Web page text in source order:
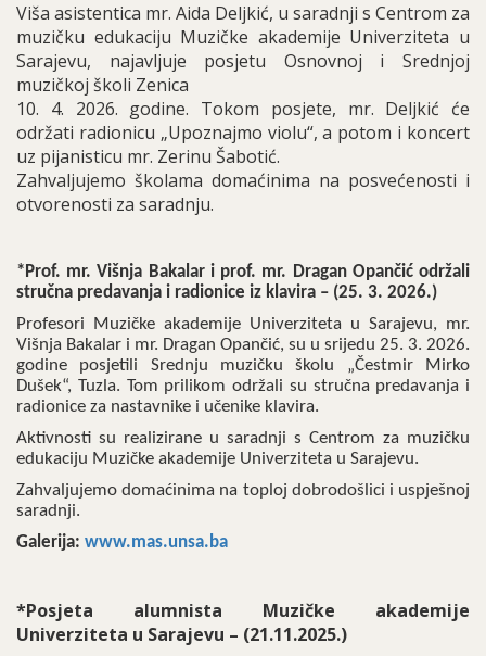
Viša asistentica mr. Aida Deljkić, u saradnji s Centrom za
muzičku edukaciju Muzičke akademije Univerziteta u
Sarajevu, najavljuje posjetu Osnovnoj i Srednjoj
muzičkoj školi Zenica
10. 4. 2026. godine. Tokom posjete, mr. Deljkić će
održati radionicu „Upoznajmo violu“, a potom i koncert
uz pijanisticu mr. Zerinu Šabotić.
Zahvaljujemo školama domaćinima na posvećenosti i
otvorenosti za saradnju.
*Prof. mr. Višnja Bakalar i prof. mr. Dragan Opančić održali
stručna predavanja i radionice iz klavira – (25. 3. 2026.)
Profesori Muzičke akademije Univerziteta u Sarajevu, mr.
Višnja Bakalar i mr. Dragan Opančić, su u srijedu 25. 3. 2026.
godine posjetili Srednju muzičku školu „Čestmir Mirko
Dušek“, Tuzla. Tom prilikom održali su stručna predavanja i
radionice za nastavnike i učenike klavira.
Aktivnosti su realizirane u saradnji s Centrom za muzičku
edukaciju Muzičke akademije Univerziteta u Sarajevu.
Zahvaljujemo domaćinima na toploj dobrodošlici i uspješnoj
saradnji.
Galerija: www.mas.unsa.ba
*Posjeta alumnista Muzičke akademije
Univerziteta u Sarajevu – (21.11.2025.)